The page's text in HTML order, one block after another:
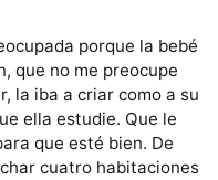
porque la bebé
que no me preocupe
la iba a criar como a su
ella estudie. Que le
que esté bien. De
cuatro habitaciones